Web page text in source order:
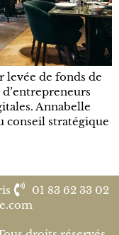
levée de fonds de
Annabelle
conseil stratégique
01 83 62 33 02